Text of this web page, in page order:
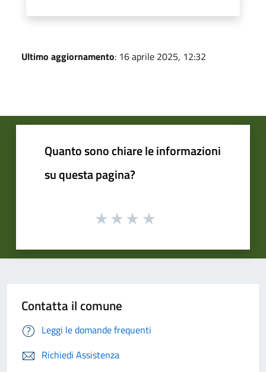
Ultimo aggiornamento: 16 aprile 2025, 12:32
Quanto sono chiare le informazioni
su questa pagina?
Contatta il comune
Leggi le domande frequenti
Richiedi Assistenza